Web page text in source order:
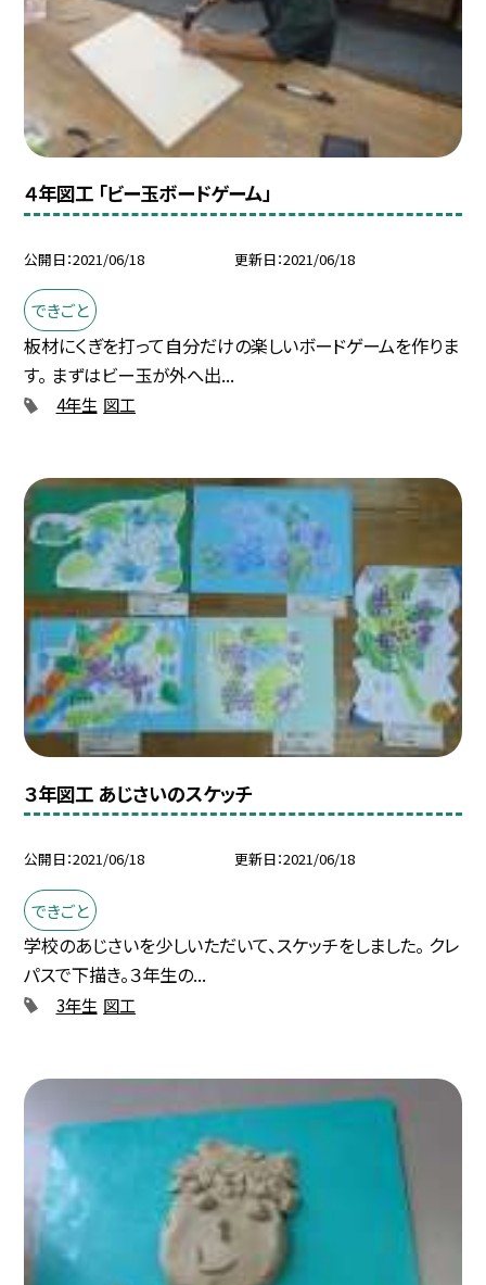
４年図工 「ビー玉ボードゲーム」
公開日 2021/06/18 更新日 2021/06/18
できごと
板材にくぎを打って自分だけの楽しいボードゲームを作りま
す。 まずはビー玉が外へ出...
4年生 図工
３年図工 あじさいのスケッチ
公開日 2021/06/18 更新日 2021/06/18
できごと
学校のあじさいを少しいただいて、スケッチをしました。 クレ
パスで下描き。３年生の...
3年生 図工